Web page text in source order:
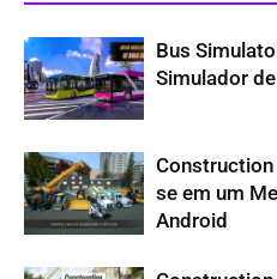
Bus
Simulador
se em um
Android